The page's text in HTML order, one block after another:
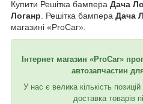
Купити Решітка бампера Дача
Логанр . Решітка бампера Дача
магазині «ProCar».
Інтернет магазин «ProCar»
автозапчастин
У нас є велика кількість
доставка товарів